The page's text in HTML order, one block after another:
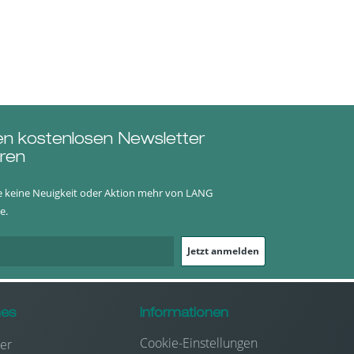
kostenlosen Newsletter
keine Neuigkeit oder Aktion mehr von LANG
Jetzt anmelden
Informationen
Cookie-Einstellungen